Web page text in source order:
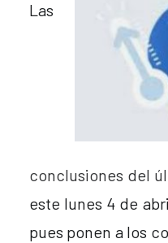
Las
conclusiones del
este lunes 4 de
pues ponen a los